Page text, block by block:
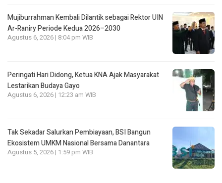
Mujiburrahman Kembali Dilantik sebagai Rektor UIN
Ar-Raniry Periode Kedua 2026–2030
Agustus 6, 2026 | 8:04 pm WIB
Peringati Hari Didong, Ketua KNA Ajak Masyarakat
Lestarikan Budaya Gayo
Agustus 6, 2026 | 12:23 am WIB
Tak Sekadar Salurkan Pembiayaan, BSI Bangun
Ekosistem UMKM Nasional Bersama Danantara
Agustus 5, 2026 | 1:59 pm WIB